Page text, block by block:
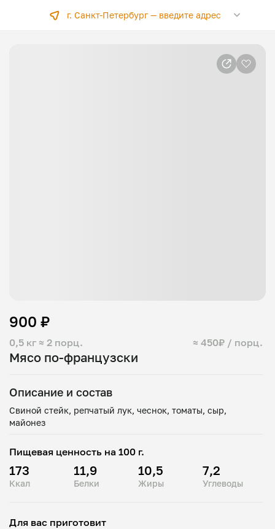
г. Санкт-Петербург —введите адрес
Мясо по-французски
0,5 кг ≈ 2 порц. ≈ 450₽ / порц.
900 ₽
Описание и состав
Свиной стейк, репчатый лук, чеснок, томаты, сыр,
Пищевая ценность на 100 г.
173
Ккал
11,9
Белки
10,5
Жиры
7,2
Углеводы
Для вас приготовит